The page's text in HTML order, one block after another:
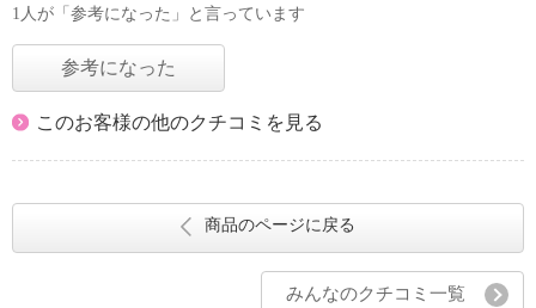
1人が「参考になった」と言っています
参考になった
このお客様の他のクチコミを見る
商品のページに戻る
みんなのクチコミ一覧